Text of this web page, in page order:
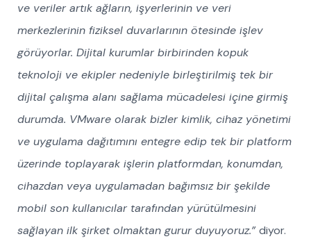
ve veriler artık ağların, işyerlerinin ve veri
merkezlerinin fiziksel duvarlarının ötesinde işlev
görüyorlar. Dijital kurumlar birbirinden kopuk
teknoloji ve ekipler nedeniyle birleştirilmiş tek bir
dijital çalışma alanı sağlama mücadelesi içine girmiş
durumda. VMware olarak bizler kimlik, cihaz yönetimi
ve uygulama dağıtımını entegre edip tek bir platform
üzerinde toplayarak işlerin platformdan, konumdan,
cihazdan veya uygulamadan bağımsız bir şekilde
mobil son kullanıcılar tarafından yürütülmesini
sağlayan ilk şirket olmaktan gurur duyuyoruz.”diyor.